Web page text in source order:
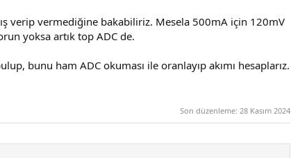
verip vermediğine bakabiliriz. Mesela 500mA için 120mV
yoksa artık top ADC de.
bunu ham ADC okuması ile oranlayıp akımı hesaplarız.
Son düzenleme: 28 Kasım 2024